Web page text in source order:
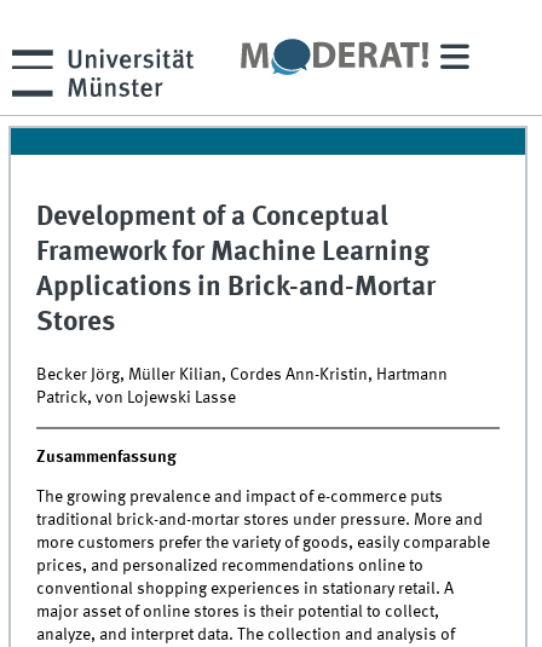
Development of a Conceptual
Framework for Machine Learning
Applications in Brick-and-Mortar
Stores
Becker Jörg, Müller Kilian, Cordes Ann-Kristin, Hartmann
Patrick, von Lojewski Lasse
Zusammenfassung
The growing prevalence and impact of e-commerce puts
traditional brick-and-mortar stores under pressure. More and
more customers prefer the variety of goods, easily comparable
prices, and personalized recommendations online to
conventional shopping experiences in stationary retail. A
major asset of online stores is their potential to collect,
analyze, and interpret data. The collection and analysis of